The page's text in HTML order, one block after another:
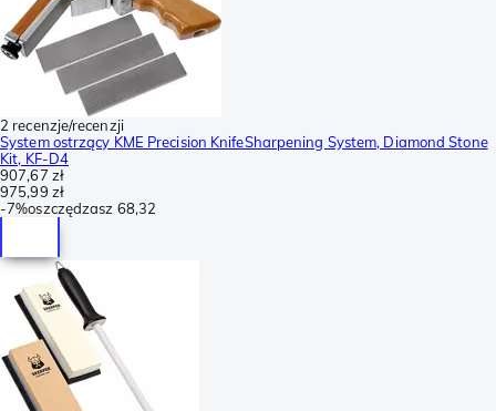
2 recenzje/recenzji
System ostrzący KME Precision KnifeSharpening System, Diamond Stone
Kit, KF-D4
907,67 zł
975,99 zł
-7%oszczędzasz 68,32